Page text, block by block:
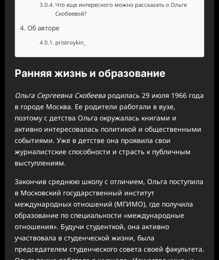
Что еще интересного можно рассказать о Ольге
Скобеевой?
Об авторе
pristroykin_
Ранняя жизнь и образование
Ольга Сергеевна Скобеева родилась 29 июля 1966 года
в городе Москва. Ее родители работали в вузе,
поэтому с детства Ольга окружалась книгами и
активно интересовалась политикой и общественными
событиями. Уже в детстве она проявила свои
журналистские способности и страсть к публичным
выступлениям.
Закончив среднюю школу с отличием, Ольга поступила
в Московский государственный институт
международных отношений (МГИМО), где получила
образование по специальности «международные
отношения». Будучи студенткой, она активно
участвовала в студенческой жизни, была
председателем студенческого совета своей факультета.